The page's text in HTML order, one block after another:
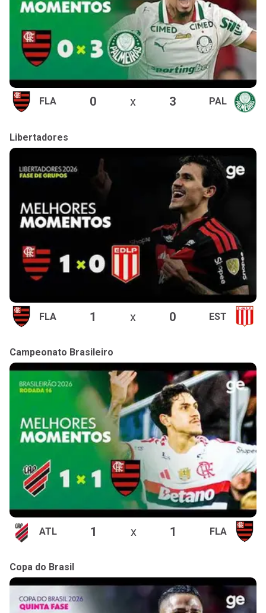
FLA 0 x 3 PAL
Libertadores
FLA 1 x 0 EST
Campeonato Brasileiro
ATL 1 x 1 FLA
Copa do Brasil